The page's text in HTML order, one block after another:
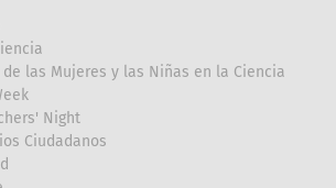
las Mujeres y las Niñas en la Ciencia
Night
Ciudadanos